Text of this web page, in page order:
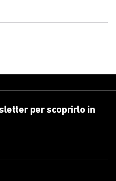
per scoprirlo in